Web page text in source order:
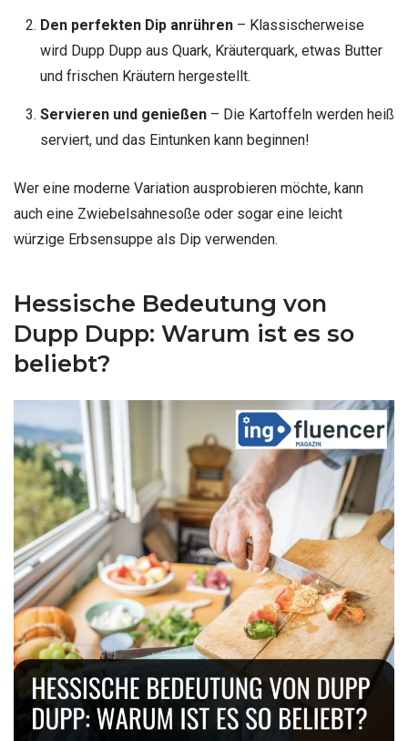
Den perfekten Dip anrühren– Klassischerweise
wird Dupp Dupp aus Quark, Kräuterquark, etwas Butter
und frischen Kräutern hergestellt.
Servieren und genießen– Die Kartoffeln werden heiß
serviert, und das Eintunken kann beginnen!
Wer eine moderne Variation ausprobieren möchte, kann
auch eine Zwiebelsahnesoße oder sogar eine leicht
würzige Erbsensuppe als Dip verwenden.
Hessische Bedeutung von
Dupp Dupp: Warum ist es so
beliebt?